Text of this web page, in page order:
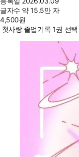
글자수 약 15.5만 자
4,500원
첫사랑 졸업기록 1권 선택